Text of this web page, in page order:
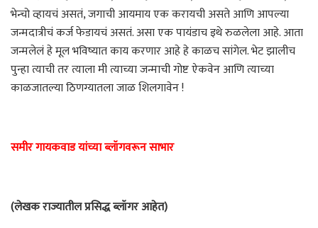
भेन्चो व्हायचं असतं, जगाची आयमाय एक करायची असते आणि आपल्या
जन्मदात्रीचं कर्ज फेडायचं असतं. असा एक पायंडाच इथे रुळलेला आहे. आता
जन्मलेलं हे मूल भविष्यात काय करणार आहे हे काळच सांगेल. भेट झालीच
पुन्हा त्याची तर त्याला मी त्याच्या जन्माची गोष्ट ऐकवेन आणि त्याच्या
काळजातल्या ठिणग्यातला जाळ शिलगावेन !
समीर गायकवाड यांच्या ब्लॉगवरून साभार
(लेखक राज्यातील प्रसिद्ध ब्लॉगर आहेत)